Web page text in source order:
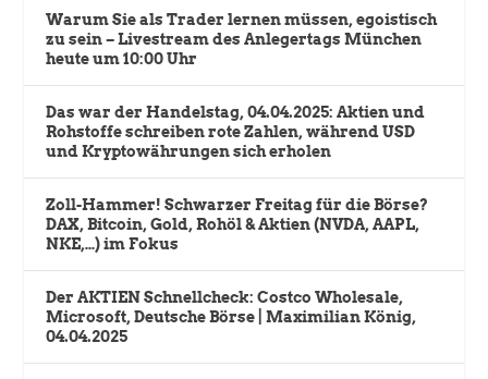
Warum Sie als Trader lernen müssen, egoistisch
zu sein – Livestream des Anlegertags München
heute um 10:00 Uhr
Das war der Handelstag, 04.04.2025: Aktien und
Rohstoffe schreiben rote Zahlen, während USD
und Kryptowährungen sich erholen
Zoll-Hammer! Schwarzer Freitag für die Börse?
DAX, Bitcoin, Gold, Rohöl & Aktien (NVDA, AAPL,
NKE,…) im Fokus
Der AKTIEN Schnellcheck: Costco Wholesale,
Microsoft, Deutsche Börse | Maximilian König,
04.04.2025